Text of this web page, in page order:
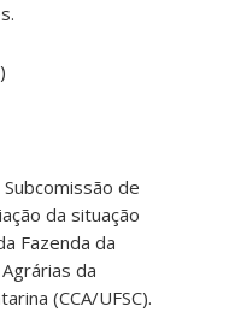
de
da situação
Fazenda da
da
(CCA/UFSC).